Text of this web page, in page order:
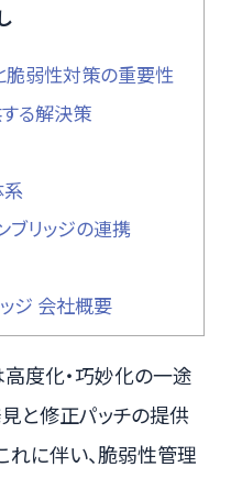
脆弱性対策の重要性
る解決策
ブリッジの連携
ジ 会社概要
度化・巧妙化の一途
と修正パッチの提供
れに伴い、脆弱性管理